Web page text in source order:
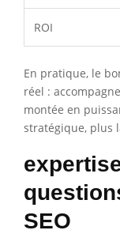
ROI
En pratique, le
réel :
montée en
stratégique, plus
SEO